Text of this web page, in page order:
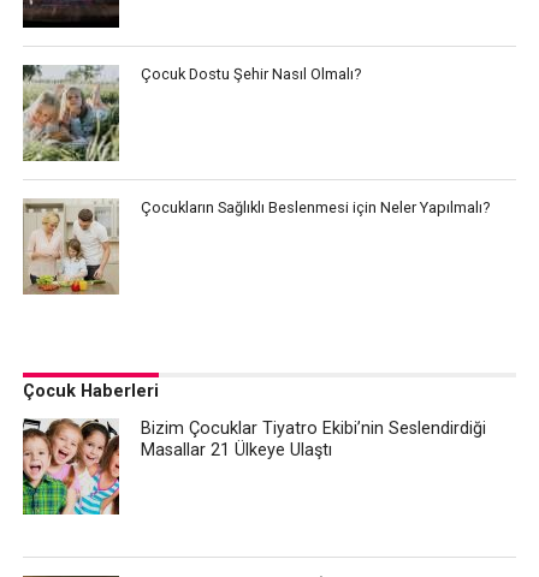
Çocuk Dostu Şehir Nasıl Olmalı?
Çocukların Sağlıklı Beslenmesi için Neler Yapılmalı?
Çocuk Haberleri
Bizim Çocuklar Tiyatro Ekibi’nin Seslendirdiği
Masallar 21 Ülkeye Ulaştı